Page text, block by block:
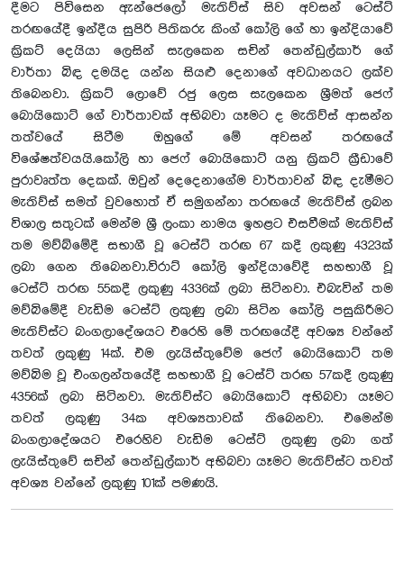
දීමට පිවිසෙන ඇන්ජෙලෝ මැතිව්ස් සිව අවසන් ටෙස්ට්
තරඟ‍යේදී ඉන්දීය සුපිරි පිතිකරු කිංග් කෝලි ගේ හා ඉන්දියාවේ
ක්‍රිකට් දෙයියා ලෙසින් සැලකෙන සචින් තෙන්ඩුල්කාර් ගේ
වාර්තා බිඳ දමයිද යන්න සියළු දෙනාගේ අවධානයට ලක්ව
තිබෙනවා. ක්‍රිකට් ලොවේ රජු ලෙස සැලකෙන ශ්‍රීමත් ජෙෆ්
බොයිකොට් ගේ වාර්තාවක් අභිබවා යෑමට ද මැතිව්ස් ආසන්න
තත්වයේ සිටීම ඔහුගේ මේ අවසන් තරඟයේ
විශේෂත්වයයි.කෝලි හා ජෙෆ් බොයිකොට් යනු ක්‍රිකට් ක්‍රීඩාවේ
පුරාවෘත්ත දෙකක්. ඔවුන් දෙදෙනාගේම වාර්තාවන් බිඳ දැමීමට
මැතිව්ස් සමත් වුවහොත් ඒ සමුගන්නා තරඟයේ මැතිව්ස් ලබන
විශාල සතුටක් මෙන්ම ශ්‍රී ලංකා නාමය ඉහළට එසවීමක් මැතිව්ස්
තම මව්බ්මේදී සභාගී වූ ටෙස්ට් තරඟ 67 කදී ලකුණු 4323ක්
ලබා ගෙන තිබෙනවා.විරාට් කෝලි ඉන්දියාවේදී සහභාගී වූ
ටෙස්ට් තරඟ 55කදී ලකුණු 4336ක් ලබා සිටිනවා. එබැවින් තම
මව්බිමේදී වැඩිම ටෙස්ට් ලකුණු ලබා සිටින කෝලි පසුකිරීමට
මැතිව්ස්ට බංගලාදේශයට එරෙහි මේ තරඟයේදී අවශ්‍ය වන්නේ
තවත් ලකුණු 14ක්. එම ලැයිස්තුවේම ජෙෆ් බොයිකොට් තම
මව්බිම වූ එංගලන්තයේදී සහභාගී වූ ටෙස්ට් තරඟ 57කදී ලකුණු
4356ක් ලබා සිටිනවා. මැතිව්ස්ට බොයිකොට් අභිබවා යෑමට
තවත් ලකුණු 34ක අවශ්‍යතාවක් තිබෙනවා. එමෙන්ම
බංගලාදේශයට එරෙහිව වැඩිම ටෙස්ට් ලකුණු ලබා ගත්
ලැයිස්තුවේ සචින් තෙන්ඩුල්කාර් අභිබවා යෑමට මැතිව්ස්ට තවත්
අවශ්‍ය වන්නේ ලකුණු 101ක් පමණයි.